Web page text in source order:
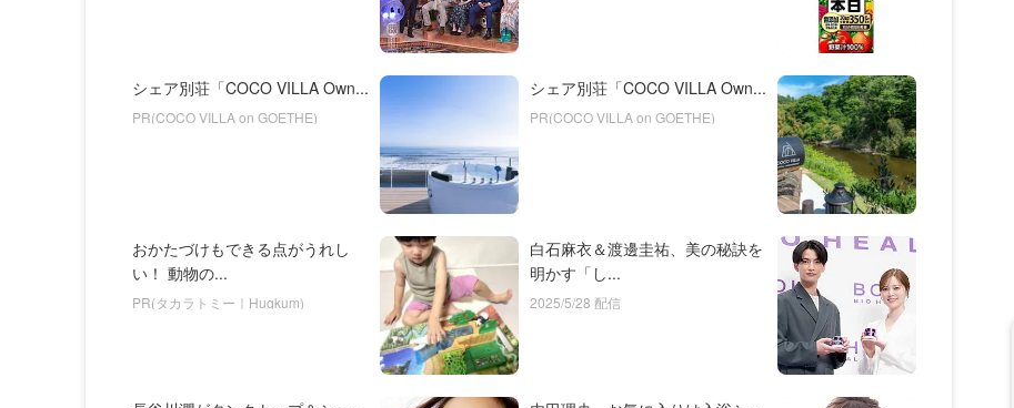
シェア別荘「COCO VILLA Own...
PR(COCO VILLA on GOETHE)
シェア別荘「COCO VILLA Own...
PR(COCO VILLA on GOETHE)
おかたづけもできる点がうれし
い！ 動物の...
PR(タカラトミー｜Hugkum)
白石麻衣＆渡邊圭祐、美の秘訣を
明かす「し...
2025/5/28 配信